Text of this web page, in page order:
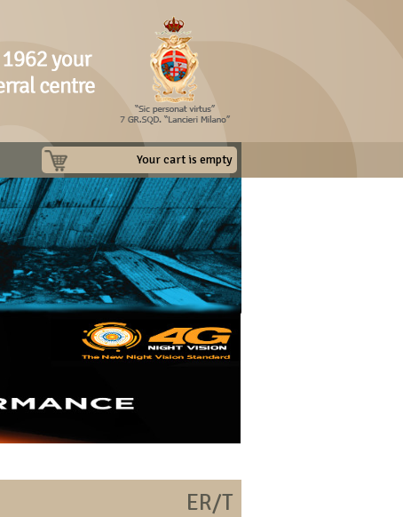
Your cart is empty
ER/T